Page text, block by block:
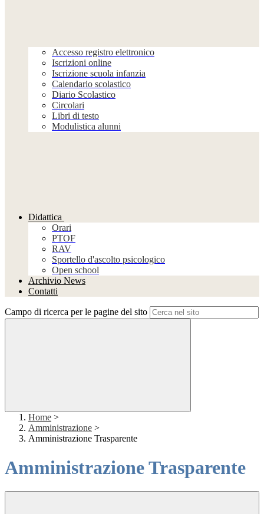
Accesso registro elettronico
Iscrizioni online
Iscrizione scuola infanzia
Calendario scolastico
Diario Scolastico
Circolari
Libri di testo
Modulistica alunni
Didattica
Orari
PTOF
RAV
Sportello d'ascolto psicologico
Open school
Archivio News
Contatti
Campo di ricerca per le pagine del sito
Home >
Amministrazione >
Amministrazione Trasparente
Amministrazione Trasparente